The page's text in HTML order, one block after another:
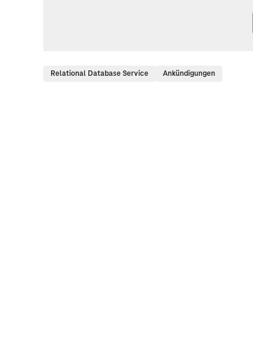
Relational Database Service Ankündigungen